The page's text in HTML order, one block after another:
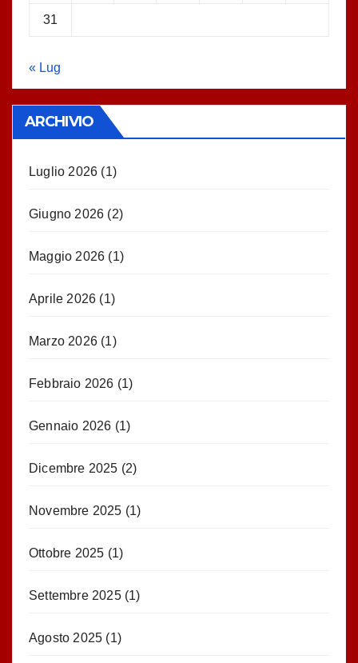
31
« Lug
ARCHIVIO
Luglio 2026 (1)
Giugno 2026 (2)
Maggio 2026 (1)
Aprile 2026 (1)
Marzo 2026 (1)
Febbraio 2026 (1)
Gennaio 2026 (1)
Dicembre 2025 (2)
Novembre 2025 (1)
Ottobre 2025 (1)
Settembre 2025(1)
Agosto 2025 (1)